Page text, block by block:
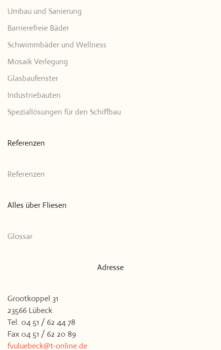
Umbau und Sanierung
Barrierefreie Bäder
Schwimmbäder und Wellness
Mosaik Verlegung
Glasbaufenster
Industriebauten
Speziallösungen für den Schiffbau
Referenzen
Referenzen
Alles über Fliesen
Glossar
Adresse
Grootkoppel 31
23566 Lübeck
Tel. 04 51 / 62 44 78
Fax 04 51 / 62 20 89
fvuluebeck@t-online.de